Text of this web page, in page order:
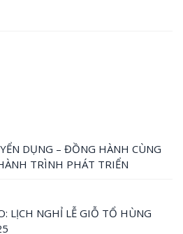
DỤNG – ĐỒNG HÀNH CÙNG
TRÌNH PHÁT TRIỂN
LỊCH NGHỈ LỄ GIỖ TỔ HÙNG